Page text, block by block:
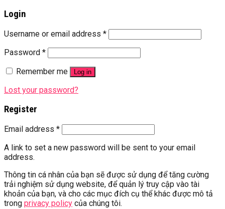
Login
Username or email address *
Password *
Remember me
Log in
Lost your password?
Register
Email address *
A link to set a new password will be sent to your email
address.
Thông tin cá nhân của bạn sẽ được sử dụng để tăng cường
trải nghiệm sử dụng website, để quản lý truy cập vào tài
khoản của bạn, và cho các mục đích cụ thể khác được mô tả
trong privacy policy của chúng tôi.